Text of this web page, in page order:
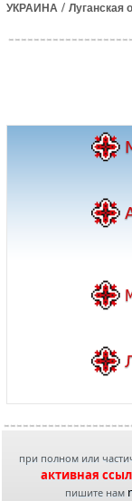
УКРАИНА / Луганская
при полном или
активная
пишите нам